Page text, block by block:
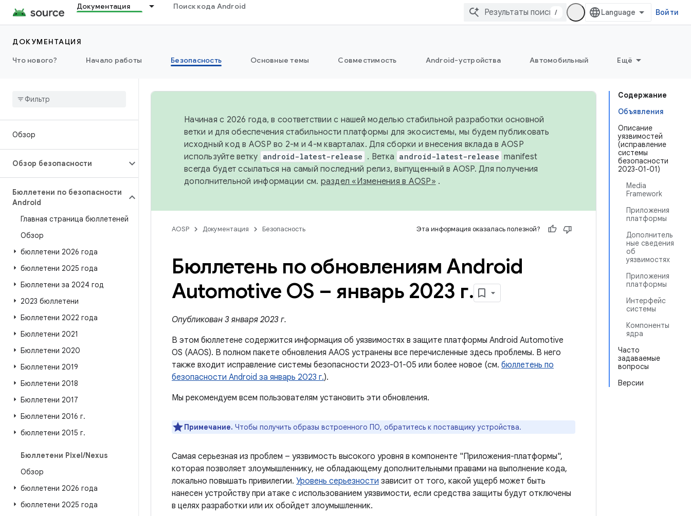
Документация Поиск кода Android
/ Войти
ДОКУМЕНТАЦИЯ
Что нового?
Начало работы Безопасность Основные темы Совместимость Android-устройства Автомобильный Ещё
Обзор
Обзор безопасности
Бюллетени по безопасности
Android
Главная страница бюллетеней
Обзор
бюллетени 2026 года
бюллетени 2025 года
Бюллетени за 2024 год
2023 бюллетени
Бюллетени 2022 года
Бюллетени 2021
Бюллетени 2020
Бюллетени 2019
Бюллетени 2018
Бюллетени 2017
Бюллетени 2016 г.
бюллетени 2015 г.
Бюллетени Pixel/Nexus
Обзор
бюллетени 2026 года
бюллетени 2025 года
Содержание
Объявления
Описание
уязвимостей
(исправление
системы
безопасности
2023-01-01)
Media
Framework
Приложения
платформы
Дополнитель
ные сведения
об
уязвимостях
Приложения
платформы
Интерфейс
системы
Компоненты
ядра
Часто
задаваемые
вопросы
Версии
Начиная с 2026 года, в соответствии с нашей моделью стабильной разработки основной
ветки и для обеспечения стабильности платформы для экосистемы, мы будем публиковать
исходный код в AOSP во 2-м и 4-м кварталах. Для сборки и внесения вклада в AOSP
используйте ветку android-latest-release . Ветка android-latest-release manifest
всегда будет ссылаться на самый последний релиз, выпущенный в AOSP. Для получения
дополнительной информации см. раздел «Изменения в AOSP» .
AOSP Документация Безопасность Эта информация оказалась полезной?
Бюллетень по обновлениям Android
Automotive OS – январь 2023 г.
Опубликован 3 января 2023 г.
В этом бюллетене содержится информация об уязвимостях в защите платформы Android Automotive
OS (AAOS). В полном пакете обновления AAOS устранены все перечисленные здесь проблемы. В него
также входит исправление системы безопасности 2023-01-05 или более новое (см. бюллетень по
безопасности Android за январь 2023 г.).
Мы рекомендуем всем пользователям установить эти обновления.
Примечание. Чтобы получить образы встроенного ПО, обратитесь к поставщику устройства.
Самая серьезная из проблем – уязвимость высокого уровня в компоненте "Приложения-платформы",
которая позволяет злоумышленнику, не обладающему дополнительными правами на выполнение кода,
локально повышать привилегии. Уровень серьезности зависит от того, какой ущерб может быть
нанесен устройству при атаке с использованием уязвимости, если средства защиты будут отключены
в целях разработки или их обойдет злоумышленник.